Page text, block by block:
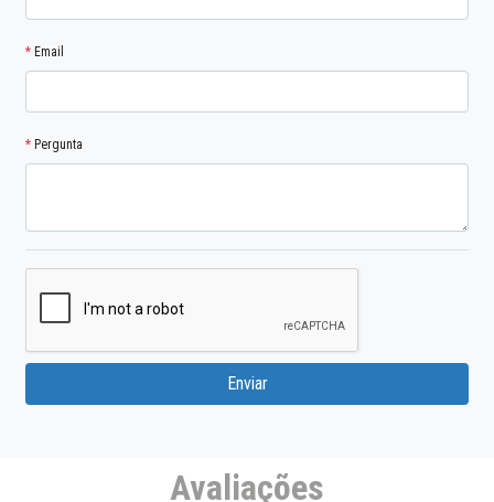
* Email
* Pergunta
Enviar
Avaliações